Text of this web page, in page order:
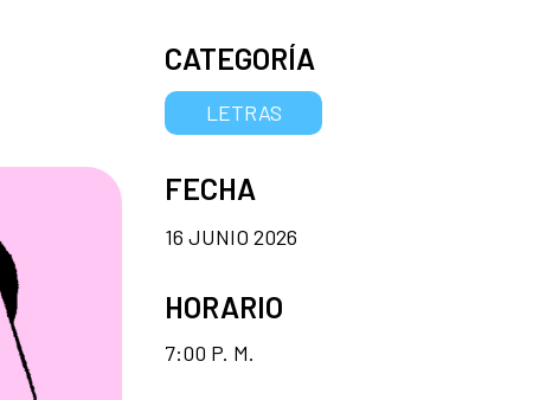
CATEGORÍA
LETRAS
FECHA
16 JUNIO 2026
HORARIO
7:00 P. M.